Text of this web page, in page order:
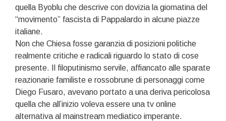
quella Byoblu che descrive con dovizia la giornatina del
“movimento” fascista di Pappalardo in alcune piazze
italiane.
Non che Chiesa fosse garanzia di posizioni politiche
realmente critiche e radicali riguardo lo stato di cose
presente. Il filoputinismo servile, affiancato alle sparate
reazionarie familiste e rossobrune di personaggi come
Diego Fusaro, avevano portato a una deriva pericolosa
quella che all’inizio voleva essere una tv online
alternativa al mainstream mediatico imperante.